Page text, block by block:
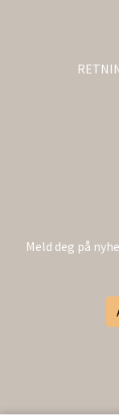
Meld deg på